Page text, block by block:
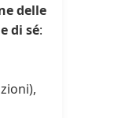
delle
di sé: